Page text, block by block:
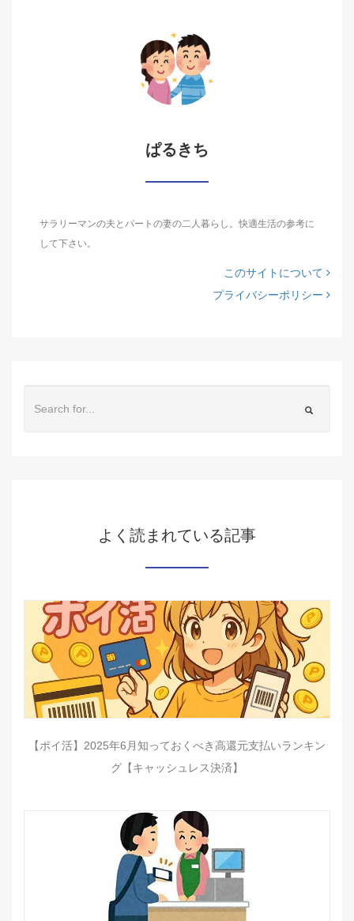
ぱるきち
サラリーマンの夫とパートの妻の二人暮らし。快適生活の参考に
して下さい。
このサイトについて
プライバシーポリシー
よく読まれている記事
【ポイ活】2025年6月知っておくべき高還元支払いランキン
グ【キャッシュレス決済】